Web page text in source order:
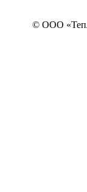
© ООО